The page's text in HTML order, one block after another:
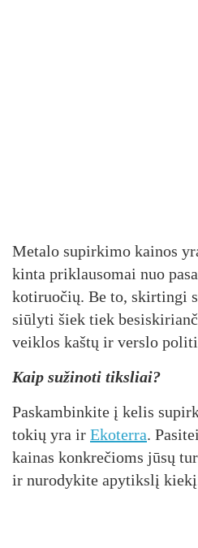
Metalo supirkimo kainos
kinta priklausomai nuo
kotiruočių. Be to, skirtingi
siūlyti šiek tiek
veiklos kaštų ir verslo
Kaip sužinoti tiksliai?
Paskambinkite į kelis
tokių yra ir Ekoterra.
kainas konkrečioms jūsų
ir nurodykite apytikslį